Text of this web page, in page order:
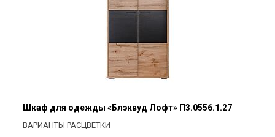
Шкаф для одежды «Блэквуд Лофт» П3.0556.1.27
ВАРИАНТЫ РАСЦВЕТКИ